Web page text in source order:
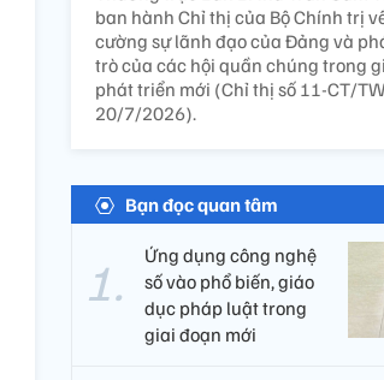
ban hành Chỉ thị của Bộ Chính trị
cường sự lãnh đạo của Đảng và
trò của các hội quần chúng trong
phát triển mới (Chỉ thị số 11-CT/
20/7/2026).
Bạn đọc quan tâm
Ứng dụng công nghệ
số vào phổ biến, giáo
dục pháp luật trong
giai đoạn mới